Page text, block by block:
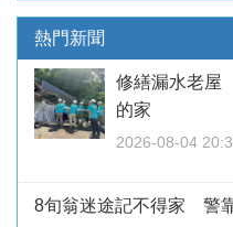
熱門新聞
修繕漏水老屋
的家
2026-08-04
8旬翁迷途記不得家 警